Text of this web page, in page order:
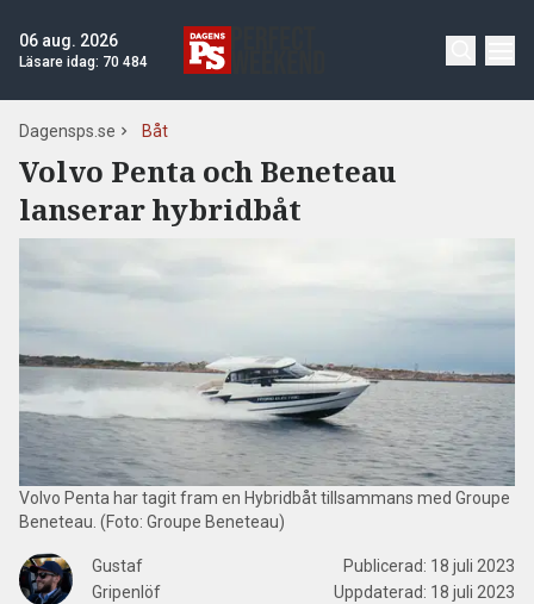
06 aug. 2026
Läsare idag: 70 484
Dagensps.se Båt
Volvo Penta och Beneteau
lanserar hybridbåt
Volvo Penta har tagit fram en Hybridbåt tillsammans med Groupe
Beneteau. (Foto: Groupe Beneteau)
Gustaf
Gripenlöf
Publicerad: 18 juli 2023
Uppdaterad: 18 juli 2023